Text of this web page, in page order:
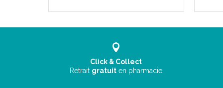
Click & Collect
Retrait gratuit en pharmacie